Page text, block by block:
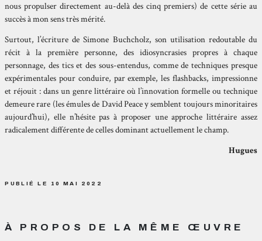
nous propulser directement au-delà des cinq premiers) de cette série au
succès à mon sens très mérité.
Surtout, l’écriture de Simone Buchcholz, son utilisation redoutable du
récit à la première personne, des idiosyncrasies propres à chaque
personnage, des tics et des sous-entendus, comme de techniques presque
expérimentales pour conduire, par exemple, les flashbacks, impressionne
et réjouit : dans un genre littéraire où l’innovation formelle ou technique
demeure rare (les émules de David Peace y semblent toujours minoritaires
aujourd’hui), elle n’hésite pas à proposer une approche littéraire assez
radicalement différente de celles dominant actuellement le champ.
Hugues
PUBLIÉ LE 10 MAI 2022
À PROPOS DE LA MÊME ŒUVRE